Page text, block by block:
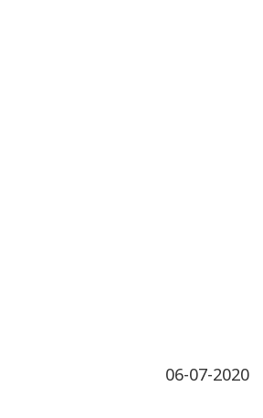
06-07-2020